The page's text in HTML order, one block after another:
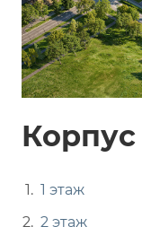
Корпус
1 этаж
2 этаж